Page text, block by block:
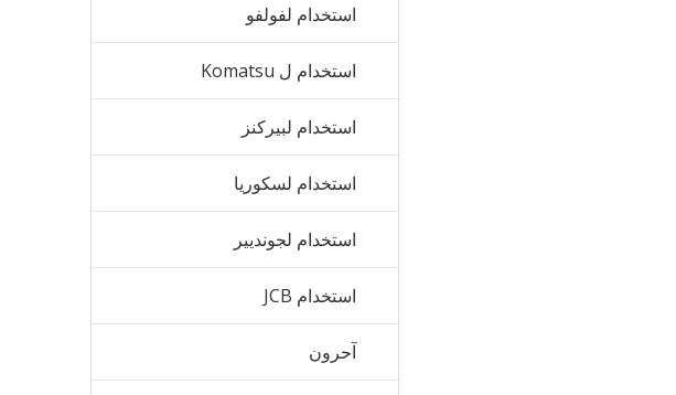
استخدام لفولفو
استخدام ل Komatsu
استخدام لبيركنز
استخدام لسكوريا
استخدام لجونديير
استخدام JCB
آحرون